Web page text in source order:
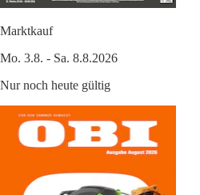
Marktkauf
Mo. 3.8. - Sa. 8.8.2026
Nur noch heute gültig